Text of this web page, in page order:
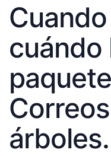
cuándo
árboles.